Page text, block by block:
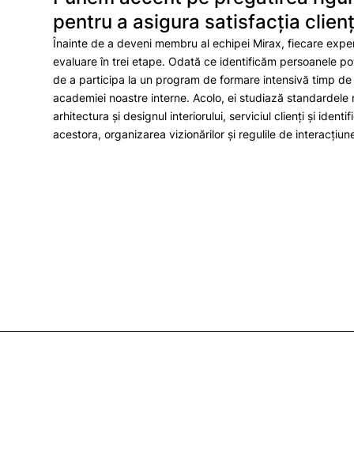
pentru a asigura satisfacţia
Înainte de a deveni membru al echipei Mirax, fiecare
evaluare în trei etape. Odată ce identificăm persoanele
de a participa la un program de formare intensivă timp
academiei noastre interne. Acolo, ei studiază standardele
arhitectura și designul interiorului, serviciul clienți și
acestora, organizarea vizionărilor și regulile de